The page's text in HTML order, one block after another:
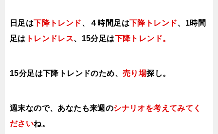
日足は下降トレンド、４時間足は下降トレンド、1時間
足は トレンドレス、 15分足は下降トレンド。
15分足は下降トレンドのため、 売り場探し。
週末なので、あなたも来週のシナリオを考えてみてく
ださいね。